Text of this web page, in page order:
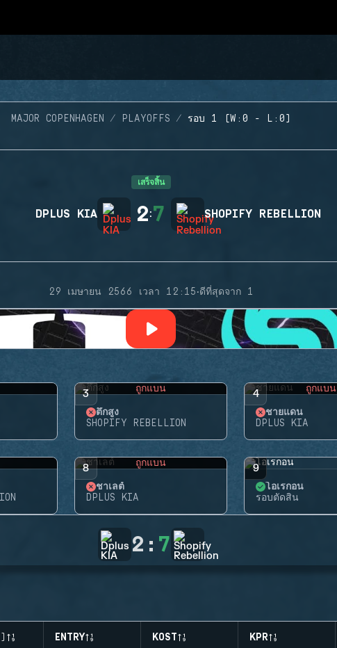
MAJOR COPENHAGEN PLAYOFFS รอบ 1 (W:0 - L:0)
เสร็จสิ้น
DPLUS KIA 2:7 SHOPIFY REBELLION
29 เมษายน 2566 เวลา 12:15·ดีที่สุดจาก 1
3 ถูกแบน
ตึกสูง
SHOPIFY REBELLION
4 ถูกแบน
ชายแดน
DPLUS KIA
8 ถูกแบน
ชาเลต์
DPLUS KIA
9
โอเรกอน
รอบตัดสิน
2 : 7
ENTRY KOST KPR